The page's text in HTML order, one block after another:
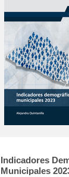
Indicadores
Municipales